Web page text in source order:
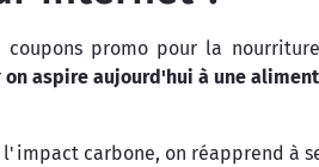
promo pour la
on aspire aujourd'hui à une
carbone, on réapprend à